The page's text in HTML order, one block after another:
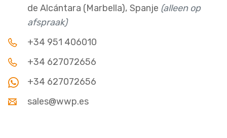
de Alcántara (Marbella), Spanje (alleen op
afspraak)
+34 951 406010
+34 627072656
+34 627072656
sales@wwp.es